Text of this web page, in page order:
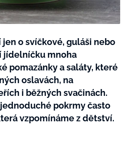
SVĚT ŽENY - 599 KČ
PŘEDPLATNÉ SVĚT ŽENY +
o svíčkové, guláši nebo
jídelníčku mnoha
pomazánky a saláty, které
oslavách, na
i běžných svačinách.
pokrmy často
vzpomínáme z dětství.